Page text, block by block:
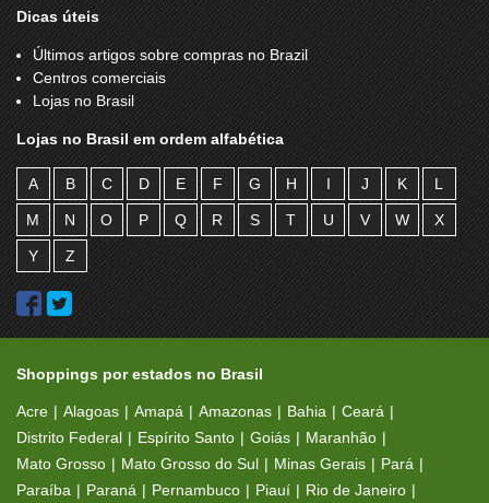
LG LIFAN
LIVRARIA LEITURA LOLY BALAS
LOS PALETEROS LOUISE ZANI
LUPO M OFFICER
MAGIC PAPER GRAFICA MAHOGANY COSMETICOS
MAKIS PLACE TEMAKERIA - QUIOSQUE MARISA
MASTER CONFORT MAX SUSHI
MCDONALD´S MEGA CORPO
MIX MOVEIS MOMENTUM
NARDUCCI NEXTEL
NINA FIORI O BOTICARIO
Dicas úteis
Últimos artigos sobre compras no Brazil
Centros comerciais
Lojas no Brasil
Lojas no Brasil em ordem alfabética
A B C D E F G H I J K L
M N O P Q R S T U V W X
Y Z
Shoppings por estados no Brasil
Acre Alagoas Amapá Amazonas Bahia
Ceará
Distrito Federal
Espírito Santo Goiás
Maranhão
Mato Grosso
Mato Grosso do Sul Minas Gerais
Pará
Paraíba
Paraná Pernambuco Piauí Rio de Janeiro